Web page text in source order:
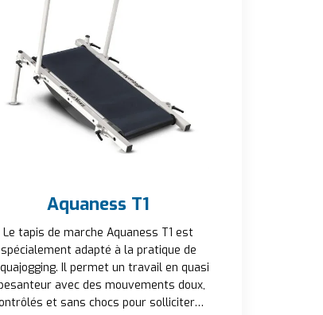
Aquaness T1
Le tapis de marche Aquaness T1 est
spécialement adapté à la pratique de
Il permet un travail en quasi
avec des mouvements doux,
et sans chocs pour solliciter…